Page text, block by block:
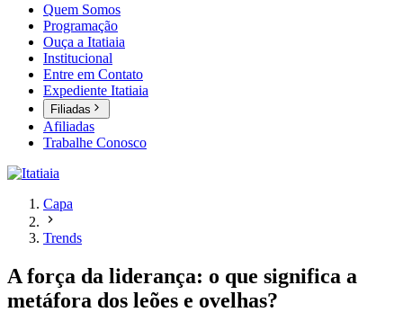
Quem Somos
Programação
Ouça a Itatiaia
Institucional
Entre em Contato
Expediente Itatiaia
Filiadas
Afiliadas
Trabalhe Conosco
Capa
Trends
A força da liderança: o que significa a
metáfora dos leões e ovelhas?